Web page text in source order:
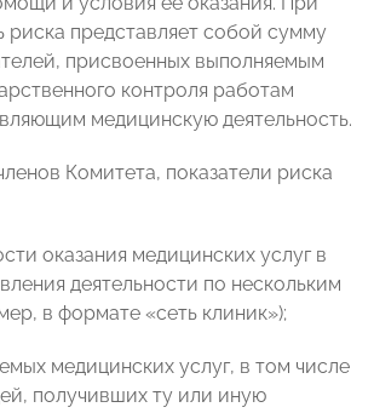
риска представляет собой сумму
присвоенных выполняемым
контроля работам
медицинскую деятельность.
Комитета, показатели риска
оказания медицинских услуг в
деятельности по нескольким
в формате «сеть клиник»);
медицинских услуг, в том числе
получивших ту или иную